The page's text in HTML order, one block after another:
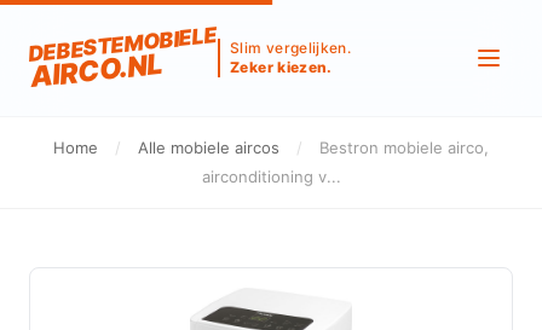
DEBESTEMOBIELE
AIRCO.NL
Slim vergelijken.
Zeker kiezen.
Home / Alle mobiele aircos /
Bestron mobiele airco,
airconditioning v...